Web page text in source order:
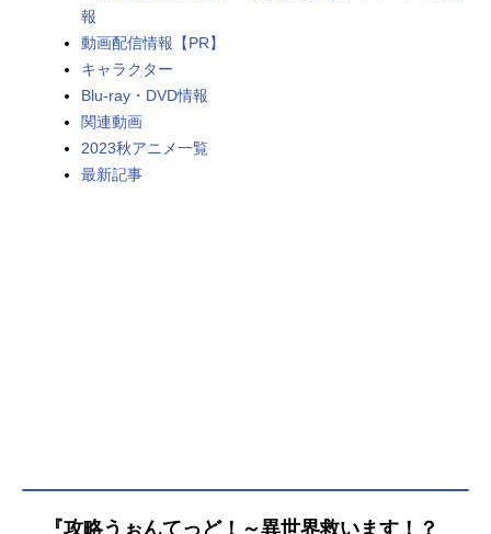
報
動画配信情報【PR】
キャラクター
Blu-ray・DVD情報
関連動画
2023秋アニメ一覧
最新記事
『攻略うぉんてっど！～異世界救います！？